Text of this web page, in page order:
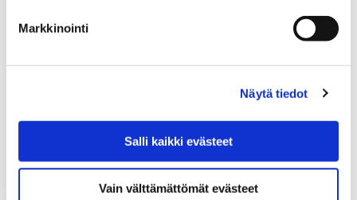
Markkinointi
Näytä tiedot
Salli kaikki evästeet
Vain välttämättömät evästeet